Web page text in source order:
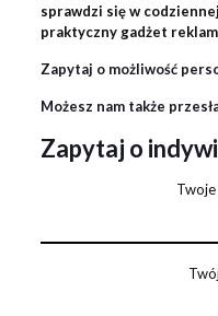
sprawdzi się w
praktyczny gadżet
Zapytaj o możliwość
Możesz nam także
Zapytaj o